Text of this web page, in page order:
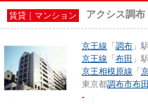
賃貸｜マンション アクシス調布
京王線 「 調布 」
京王線 「 布田 」
京王相模原線 「
東京都調布市布田
-